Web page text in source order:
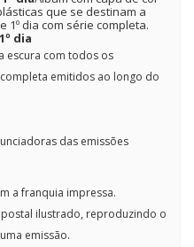
que se destinam a
dia com série completa.
dia
escura com todos os
emitidos ao longo do
das emissões
a franquia impressa.
postal ilustrado, reproduzindo o
emissão.